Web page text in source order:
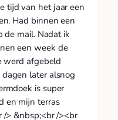
tijd van het jaar een
Had binnen een
de mail. Nadat ik
een week de
werd afgebeld
later alsnog
is super
en mijn terras
/> &nbsp;<br /><br